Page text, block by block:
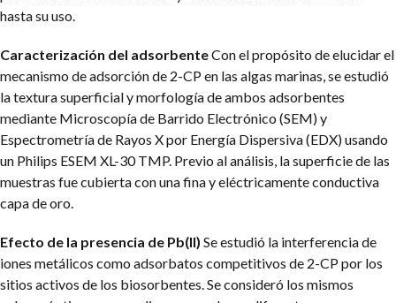
hasta su uso.
Caracterización del adsorbenteCon el propósito de elucidar el
mecanismo de adsorción de 2-CP en las algas marinas, se estudió
la textura superficial y morfología de ambos adsorbentes
mediante Microscopía de Barrido Electrónico (SEM) y
Espectrometría de Rayos X por Energía Dispersiva (EDX) usando
un Philips ESEM XL-30 TMP. Previo al análisis, la superficie de las
muestras fue cubierta con una fina y eléctricamente conductiva
capa de oro.
Efecto de la presencia de Pb(II) Se estudió la interferencia de
iones metálicos como adsorbatos competitivos de 2-CP por los
sitios activos de los biosorbentes. Se consideró los mismos